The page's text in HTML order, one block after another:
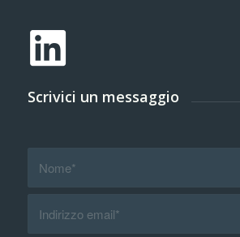
Scrivici un messaggio